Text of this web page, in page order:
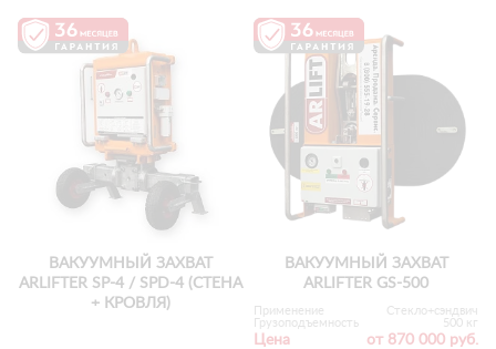
ВАКУУМНЫЙ ЗАХВАТ
ARLIFTER SP-4 / SPD-4 (СТЕНА
+ КРОВЛЯ)
ВАКУУМНЫЙ ЗАХВАТ
ARLIFTER GS-500
Применение
Стекло+сэндвич
Грузоподъемность
500 кг
Цена от 870 000 руб.